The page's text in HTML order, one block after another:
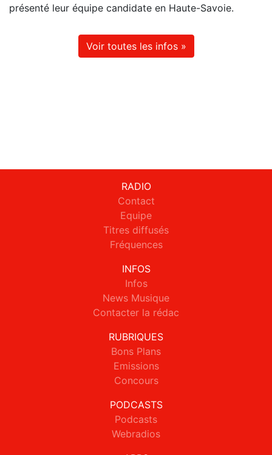
présenté leur équipe candidate en Haute-Savoie.
Voir toutes les infos »
RADIO
Contact
Equipe
Titres diffusés
Fréquences
INFOS
Infos
News Musique
Contacter la rédac
RUBRIQUES
Bons Plans
Emissions
Concours
PODCASTS
Podcasts
Webradios